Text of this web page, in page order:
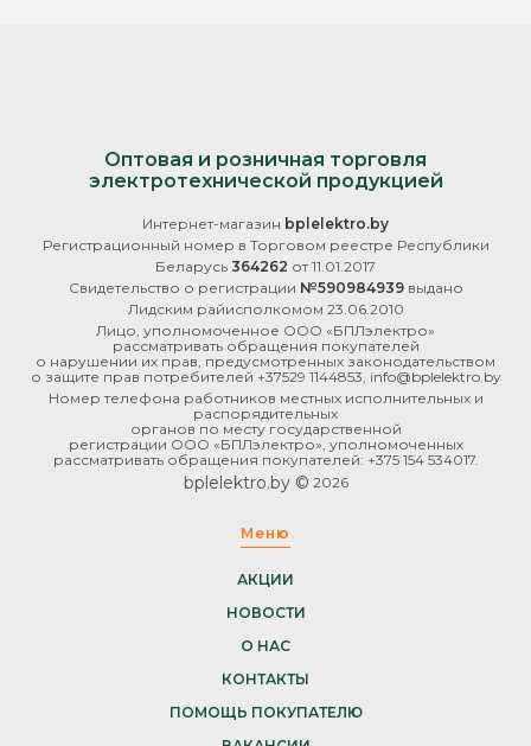
Оптовая и розничная торговля
электротехнической продукцией
Интернет-магазин bplelektro.by
Регистрационный номер в Торговом реестре Республики
Беларусь 364262 от 11.01.2017
Свидетельство о регистрации №590984939выдано
Лидским райисполкомом 23.06.2010
Лицо, уполномоченное ООО «БПЛэлектро»
рассматривать обращения покупателей
о нарушении их прав, предусмотренных законодательством
о защите прав потребителей +37529 1144853, info@bplelektro.by
Номер телефона работников местных исполнительных и
распорядительных
органов по месту государственной
регистрации ООО «БПЛэлектро», уполномоченных
рассматривать обращения покупателей: +375 154 534017.
bplelektro.by © 2026
Меню
АКЦИИ
НОВОСТИ
О НАС
КОНТАКТЫ
ПОМОЩЬ ПОКУПАТЕЛЮ